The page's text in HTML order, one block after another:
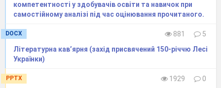
компетентності у здобувачів освіти та навичок при
самостійному аналізі під час оцінювання прочитаного.
DOCX 881
5
Літературна кав’ярня (захід присвячений 150-річчю Лесі
Українки)
PPTX 1929
0